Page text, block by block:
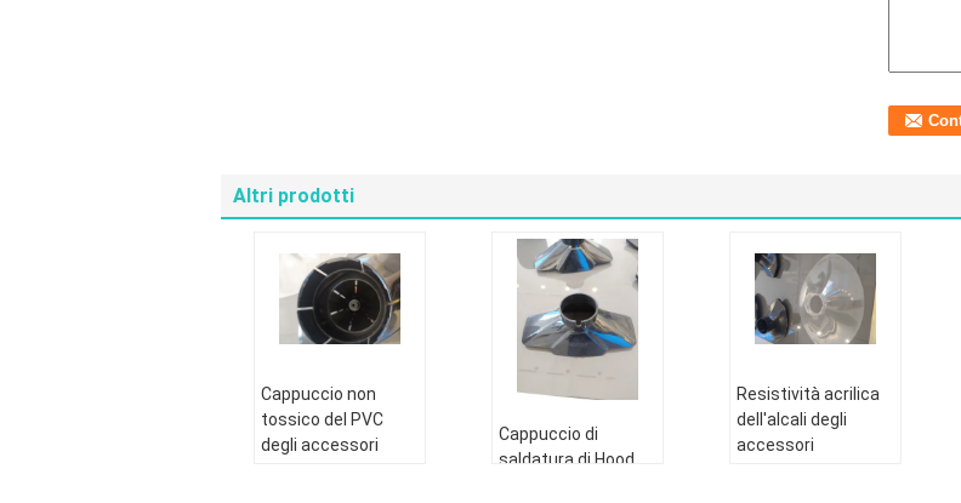
Altri prodotti
Cappuccio non
tossico del PVC
degli accessori
Cappuccio di
saldatura di Hood
Resistività acrilica
dell'alcali degli
accessori